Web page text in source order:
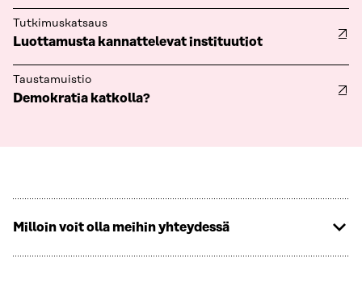
Tutkimuskatsaus
Luottamusta kannattelevat instituutiot
Taustamuistio
Demokratia katkolla?
Milloin voit olla meihin yhteydessä